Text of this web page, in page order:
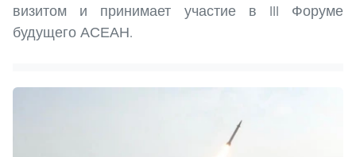
визитом и принимает участие в III Форуме
будущего АСЕАН.